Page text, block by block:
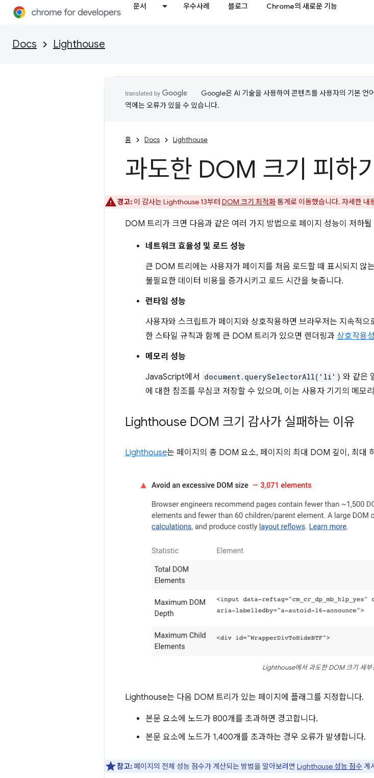
문서 우수사례 블로그 Chrome의 새로운 기능
Docs Lighthouse
Google은 AI 기술을 사용하여 콘텐츠를 사용자의 기본 언
역에는 오류가 있을 수 있습니다.
홈 Docs Lighthouse
과도한 DOM 크기 피하기
경고: 이 감사는 Lighthouse 13부터 DOM 크기 최적화통계로 이동했습니다. 자세한 내
DOM 트리가 크면 다음과 같은 여러 가지 방법으로 페이지 성능이 저하될
네트워크 효율성 및 로드 성능
큰 DOM 트리에는 사용자가 페이지를 처음 로드할 때 표시되지 않
불필요한 데이터 비용을 증가시키고 로드 시간을 늦춥니다.
런타임 성능
사용자와 스크립트가 페이지와 상호작용하면 브라우저는 지속적으
한 스타일 규칙과 함께 큰 DOM 트리가 있으면 렌더링과 상호작용성
메모리 성능
JavaScript에서
document.querySelectorAll('li') 와 같은
에 대한 참조를 무심코 저장할 수 있으며, 이는 사용자 기기의 메모
Lighthouse DOM 크기 감사가 실패하는 이유
Lighthouse는 페이지의 총 DOM 요소, 페이지의 최대 DOM 깊이, 최대
Lighthouse에서 과도한 DOM 크기 세부
Lighthouse는 다음 DOM 트리가 있는 페이지에 플래그를 지정합니다.
본문 요소에 노드가 800개를 초과하면 경고합니다.
본문 요소에 노드가 1,400개를 초과하는 경우 오류가 발생합니다.
참고:페이지의 전체 성능 점수가 계산되는 방법을 알아보려면 Lighthouse 성능 점수 게